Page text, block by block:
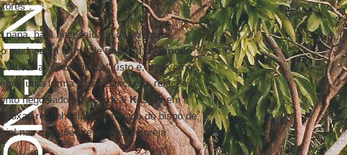
papa, há a necessidade de ativar
mudando a forma de trabalho doSínodo
Ativar a "sinodalidade" (isto é, o governo
é uma forma para relançar as relações
negociado pelo cardealKasperem
reconheciam o primado do bispo de
nas questões referentes à Igreja